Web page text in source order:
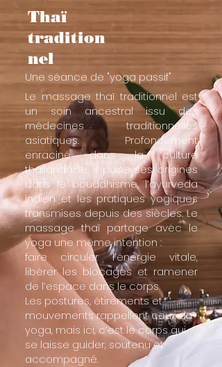
Thaï
tradition
nel
Une séance de "yoga passif"
​Le massage thaï traditionnel est
un soin ancestral issu des
médecines traditionnelles
asiatiques. Profondément
enraciné dans la culture
thaïlandaise, il puise ses origines
dans le bouddhisme, l’ayurveda
indien et les pratiques yogiques
transmises depuis des siècles.Le
massage thaï partage avec le
yoga une même intention :
faire circuler l’énergie vitale,
libérer les blocages et ramener
de l’espace dans le corps.
Les postures, étirements et
mouvements rappellent ceux du
yoga, mais ici, c’est le corps qui
se laisse guider, soutenu et
accompagné.